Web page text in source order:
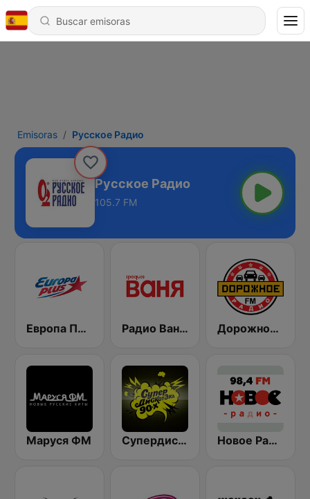
Emisoras Русское Радио
Русское Радио
105.7 FM
Европа Плюс (Europa Plus) Радио Ваня (Radio Vanya) Дорожное Радио (Dorojnoe Radio)
Маруся ФМ Супердискотека 90х Радио Рекорд (Radio Record 90s Superdisco) Новое Радио (New Radio, Novoe Radio)